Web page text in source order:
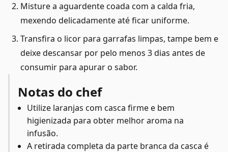
Misture a aguardente coada com a calda fria,
mexendo delicadamente até ficar uniforme.
Transfira o licor para garrafas limpas, tampe bem e
deixe descansar por pelo menos 3 dias antes de
consumir para apurar o sabor.
Notas do chef
Utilize laranjas com casca firme e bem
higienizada para obter melhor aroma na
infusão.
A retirada completa da parte branca da casca é